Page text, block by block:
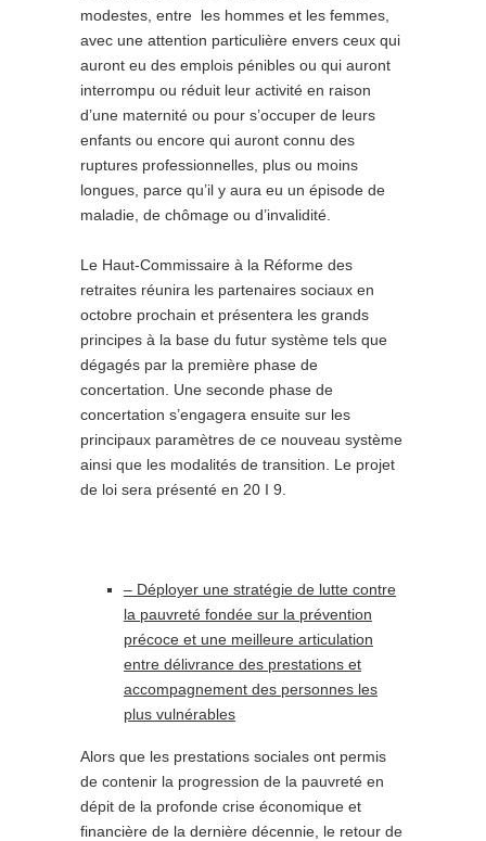
modestes, entre les hommes et les femmes,
avec une attention particulière envers ceux qui
auront eu des emplois pénibles ou qui auront
interrompu ou réduit leur activité en raison
d’une maternité ou pour s’occuper de leurs
enfants ou encore qui auront connu des
ruptures professionnelles, plus ou moins
longues, parce qu’il y aura eu un épisode de
maladie, de chômage ou d’invalidité.
Le Haut-Commissaire à la Réforme des
retraites réunira les partenaires sociaux en
octobre prochain et présentera les grands
principes à la base du futur système tels que
dégagés par la première phase de
concertation. Une seconde phase de
concertation s’engagera ensuite sur les
principaux paramètres de ce nouveau système
ainsi que les modalités de transition. Le projet
de loi sera présenté en 20 I 9.
– Déployer une stratégie de lutte contre
la pauvreté fondée sur la prévention
précoce et une meilleure articulation
entre délivrance des prestations et
accompagnement des personnes les
plus vulnérables
Alors que les prestations sociales ont permis
de contenir la progression de la pauvreté en
dépit de la profonde crise économique et
financière de la dernière décennie, le retour de